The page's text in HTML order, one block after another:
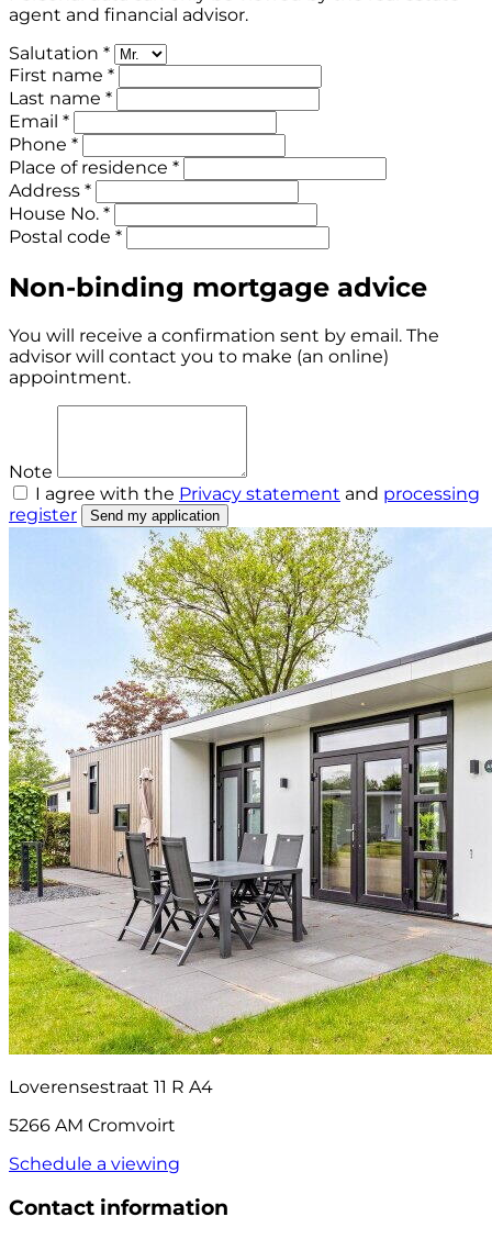
agent and financial advisor.
Salutation *
First name *
Last name *
Email *
Phone *
Place of residence *
Address *
House No. *
Postal code *
Non-binding mortgage advice
You will receive a confirmation sent by email. The
advisor will contact you to make (an online)
appointment.
Note
I agree with the Privacy statement and processing
register
Send my application
Loverensestraat 11 R A4
5266 AM Cromvoirt
Schedule a viewing
Contact information